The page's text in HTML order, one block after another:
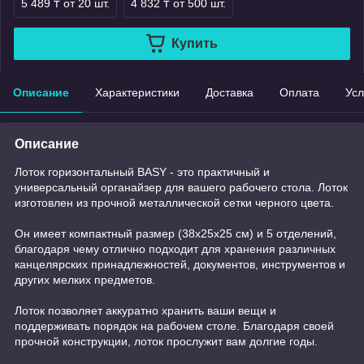
5 489 ₸ от 20 шт. 4 832 ₸ от 500 шт.
Купить
Описание Характеристики Доставка Оплата
Описание
Лоток горизонтальный BASY - это практичный и
универсальный органайзер для вашего рабочего стола. Лоток
изготовлен из прочной металлической сетки черного цвета.
Он имеет компактный размер (38х25х25 см) и 5 отделений,
благодаря чему отлично подходит для хранения различных
канцелярских принадлежностей, документов, инструментов и
других мелких предметов.
Лоток позволяет аккуратно хранить ваши вещи и
поддерживать порядок на рабочем столе. Благодаря своей
прочной конструкции, лоток прослужит вам долгие годы.